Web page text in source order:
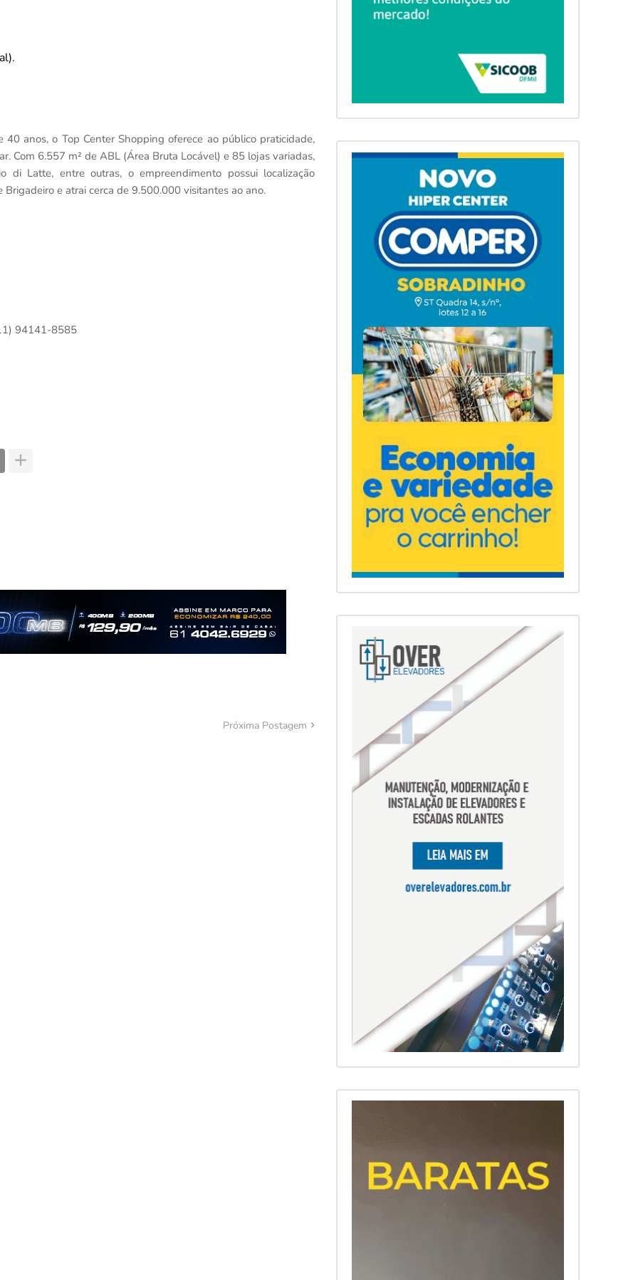
anos, o Top Center Shopping oferece ao público praticidade,
Com 6.557 m² de ABL (Área Bruta Locável) e 85 lojas variadas,
di Latte, entre outras, o empreendimento possui localização
e atrai cerca de 9.500.000 visitantes ao ano.
94141-8585
Próxima Postagem